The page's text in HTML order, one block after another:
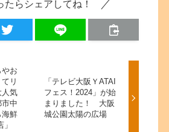
たらシェアしてね！
お
リ
人気
中
鮮
「テレビ大阪ＹATAI
フェス！2024」が始
まりました！ 大阪
城公園太陽の広場